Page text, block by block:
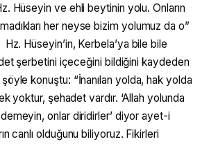
Hüseyin ve ehli beytinin yolu. Onların
her neyse bizim yolumuz da o”
Hüseyin’in, Kerbela’ya bile bile
şerbetini içeceğini bildiğini kaydeden
konuştu: “İnanılan yolda, hak yolda
yoktur, şehadet vardır. ‘Allah yolunda
onlar diridirler’ diyor ayet-i
canlı olduğunu biliyoruz. Fikirleri